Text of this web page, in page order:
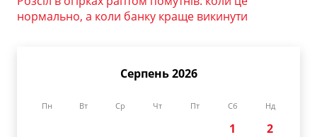
нормально, а коли банку краще викинути
Серпень 2026
Пн Вт Ср Чт Пт Сб Нд
1
2